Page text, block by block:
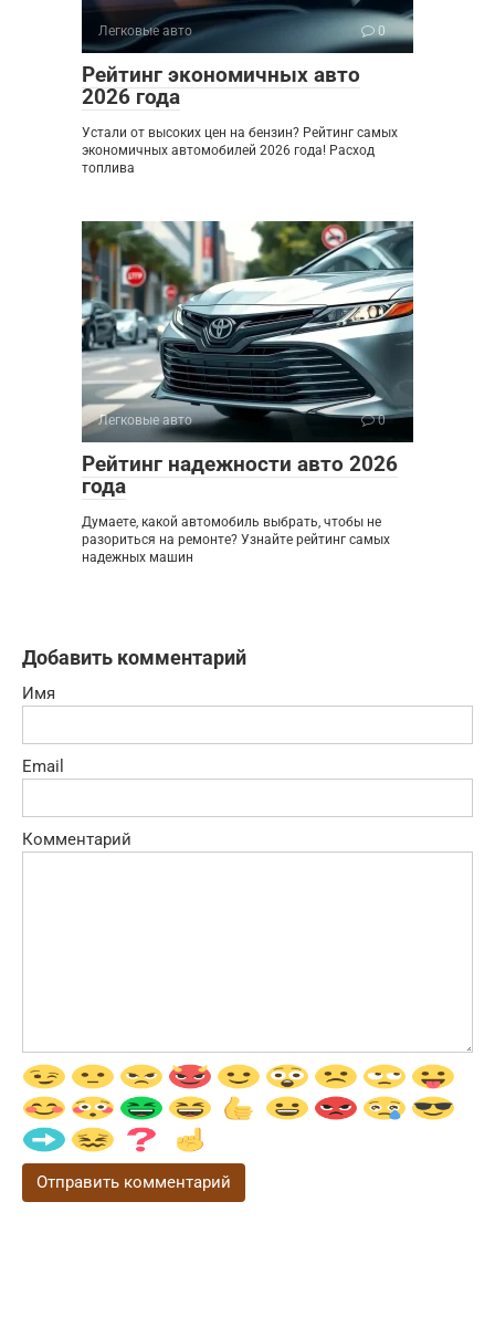
Легковые авто 0
Рейтинг экономичных авто
2026 года
Устали от высоких цен на бензин? Рейтинг самых
экономичных автомобилей 2026 года! Расход
топлива
Легковые авто 0
Рейтинг надежности авто 2026
года
Думаете, какой автомобиль выбрать, чтобы не
разориться на ремонте? Узнайте рейтинг самых
надежных машин
Добавить комментарий
Имя
Email
Комментарий